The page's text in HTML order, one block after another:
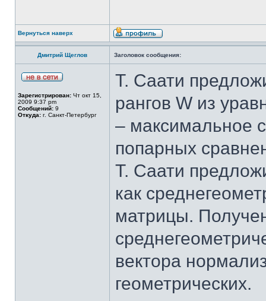
Вернуться наверх
Дмитрий Щеглов Заголовок сообщения:
Зарегистрирован: Чт окт 15,
2009 9:37 pm
Сообщений: 9
Откуда: г. Санкт-Петербург
Т. Саати
рангов W из
– максимальное
попарных
Т. Саати
как
матрицы.
вектора
геометрических.